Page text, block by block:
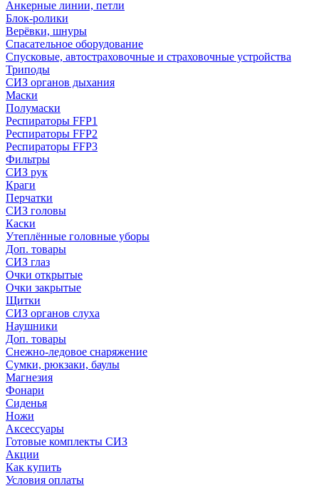
Анкерные линии, петли
Блок-ролики
Верёвки, шнуры
Спасательное оборудование
Спусковые, автостраховочные и страховочные устройства
Триподы
СИЗ органов дыхания
Маски
Полумаски
Респираторы FFP1
Респираторы FFP2
Респираторы FFP3
Фильтры
СИЗ рук
Краги
Перчатки
СИЗ головы
Каски
Утеплённые головные уборы
Доп. товары
СИЗ глаз
Очки открытые
Очки закрытые
Щитки
СИЗ органов слуха
Наушники
Доп. товары
Снежно-ледовое снаряжение
Сумки, рюкзаки, баулы
Магнезия
Фонари
Сиденья
Ножи
Аксессуары
Готовые комплекты СИЗ
Акции
Как купить
Условия оплаты